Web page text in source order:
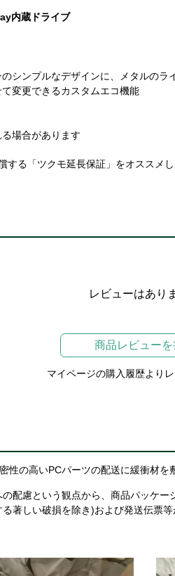
内蔵ドライブ
シンプルなデザインに、メタルのラ
変更できるカスタムエコ機能
場合があります
する「ツクモ延長保証」をオススメ
レビューはあり
商品レビューを
マイページの購入履歴より
の高いPCパーツの配送に緩衝材
配慮という観点から、商品パッケ
著しい破損を除き)および発送伝票